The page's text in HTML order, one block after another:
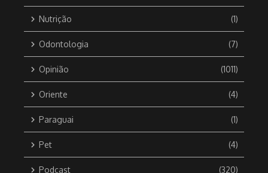
Nutrição (1)
Odontologia (7)
Opinião (1011)
Oriente (4)
Paraguai (1)
Pet (4)
Podcast (320)